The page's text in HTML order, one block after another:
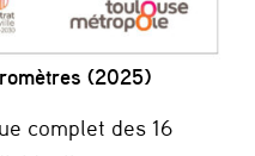
(2025)
complet des 16